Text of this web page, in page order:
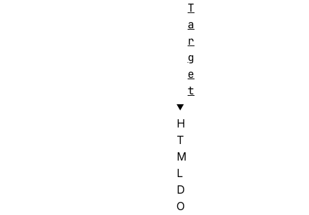
T
a
r
g
e
t
H
T
M
L
D
O